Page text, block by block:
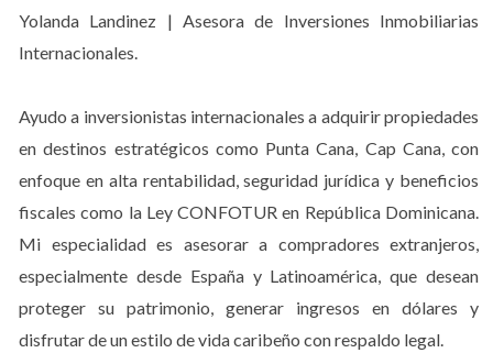
viajero cultural. Este nicho suele tener una estancia
de tus inquilinos reduce el riesgo de tu inversión y
permite mantener tarifas competitivas gracias al valor
agregado de la ubicación.
3. Biodiversidad como activo: El
imán del turismo sostenible
El Centro Cultural también es un custodio de la
biodiversidad dominicana. En un mundo que valora
Yolanda Landinez | Asesora de Inversiones Inmobiliarias
Internacionales.
Ayudo a inversionistas internacionales a adquirir propiedades
en destinos estratégicos como Punta Cana, Cap Cana, con
enfoque en alta rentabilidad, seguridad jurídica y beneficios
fiscales como la Ley CONFOTUR en República Dominicana.
Mi especialidad es asesorar a compradores extranjeros,
especialmente desde España y Latinoamérica, que desean
proteger su patrimonio, generar ingresos en dólares y
disfrutar de un estilo de vida caribeño con respaldo legal.